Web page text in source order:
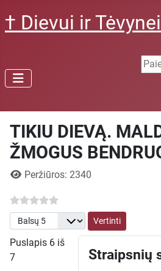
† Dievui ir Tėvynei
TIKIU DIEVĄ.
ŽMOGUS
Išsami informacija
Peržiūros: 2340
Prašome įvertinti
Straipsnių
Puslapis 6 iš
7